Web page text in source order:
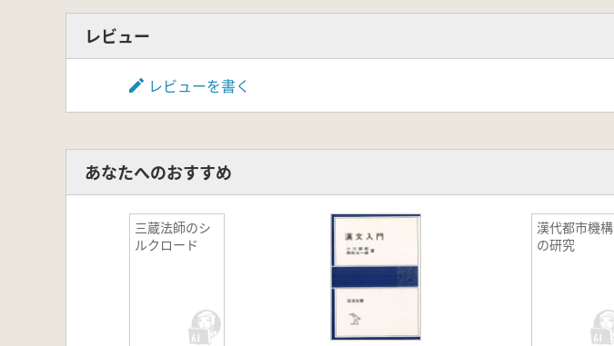
レビュー
レビューを書く
あなたへのおすすめ
三蔵法師のシ
ルクロード
漢代都市機構
の研究